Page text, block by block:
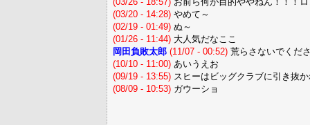
(03/20 - 14:28) やめて～
(02/19 - 01:49) ぬ～
(01/26 - 11:44) 大人気だなここ
岡田負敗太郎 (11/07 - 00:52) 荒らさないでくだ
(10/10 - 11:00) あいうえお
(09/19 - 13:55) スヒーはビッグクラブに引き抜
(08/09 - 10:53) ガウーショ